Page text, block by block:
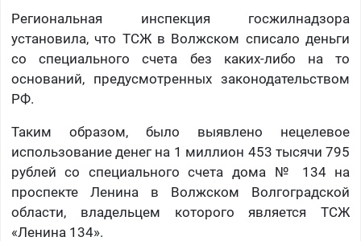
Региональная инспекция госжилнадзора
установила, что ТСЖ в Волжском списало деньги
со специального счета без каких-либо на то
оснований, предусмотренных законодательством
РФ.
Таким образом, было выявлено нецелевое
использование денег на 1 миллион 453 тысячи 795
рублей со специального счета дома № 134 на
проспекте Ленина в Волжском Волгоградской
области, владельцем которого является ТСЖ
«Ленина 134».